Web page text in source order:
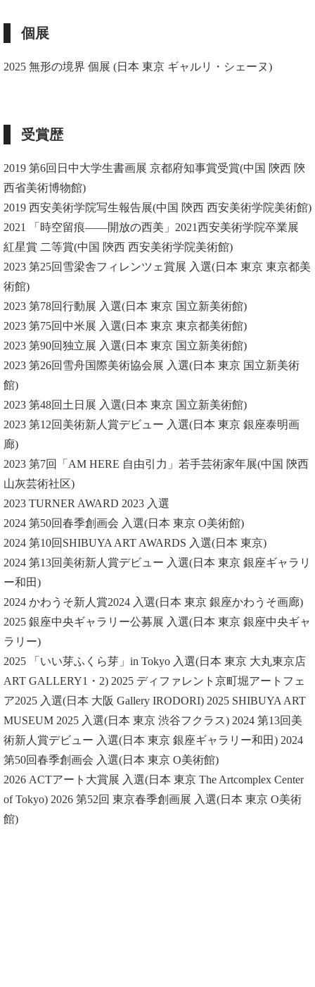
個展
2025 無形の境界 個展 (日本 東京 ギャルリ・シェーヌ)
受賞歴
2019 第6回日中大学生書画展 京都府知事賞受賞(中国 陝西 陝
西省美術博物館)
2019 西安美術学院写生報告展(中国 陝西 西安美術学院美術館)
2021 「時空留痕——開放の西美」2021西安美術学院卒業展
紅星賞 二等賞(中国 陝西 西安美術学院美術館)
2023 第25回雪梁舎フィレンツェ賞展 入選(日本 東京 東京都美
術館)
2023 第78回行動展 入選(日本 東京 国立新美術館)
2023 第75回中米展 入選(日本 東京 東京都美術館)
2023 第90回独立展 入選(日本 東京 国立新美術館)
2023 第26回雪舟国際美術協会展 入選(日本 東京 国立新美術
館)
2023 第48回土日展 入選(日本 東京 国立新美術館)
2023 第12回美術新人賞デビュー 入選(日本 東京 銀座泰明画
廊)
2023 第7回「AM HERE 自由引力」若手芸術家年展(中国 陝西
山灰芸術社区)
2023 TURNER AWARD 2023 入選
2024 第50回春季創画会 入選(日本 東京 O美術館)
2024 第10回SHIBUYA ART AWARDS 入選(日本 東京)
2024 第13回美術新人賞デビュー 入選(日本 東京 銀座ギャラリ
ー和田)
2024 かわうそ新人賞2024 入選(日本 東京 銀座かわうそ画廊)
2025 銀座中央ギャラリー公募展 入選(日本 東京 銀座中央ギャ
ラリー)
2025 「いい芽ふくら芽」in Tokyo 入選(日本 東京 大丸東京店
ART GALLERY1・2) 2025 ディファレント京町堀アートフェ
ア2025 入選(日本 大阪 Gallery IRODORI) 2025 SHIBUYA ART
MUSEUM 2025 入選(日本 東京 渋谷フクラス) 2024 第13回美
術新人賞デビュー 入選(日本 東京 銀座ギャラリー和田) 2024
第50回春季創画会 入選(日本 東京 O美術館)
2026 ACTアート大賞展 入選(日本 東京 The Artcomplex Center
of Tokyo) 2026 第52回 東京春季創画展 入選(日本 東京 O美術
館)